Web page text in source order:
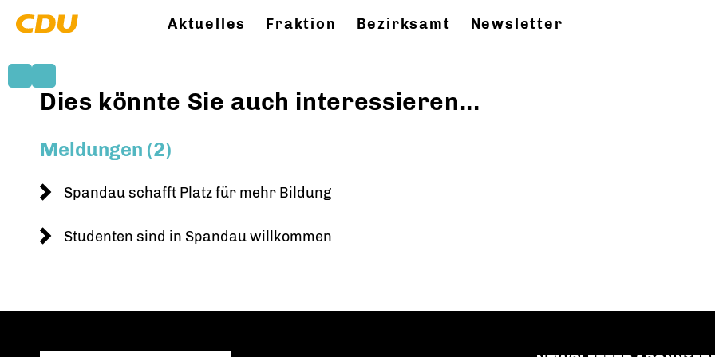
Aktuelles Fraktion Bezirksamt Newsletter
Dies könnte Sie auch interessieren...
Meldungen (2)
Spandau schafft Platz für mehr Bildung
Studenten sind in Spandau willkommen